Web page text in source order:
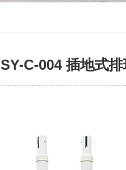
SY-C-004 插地式